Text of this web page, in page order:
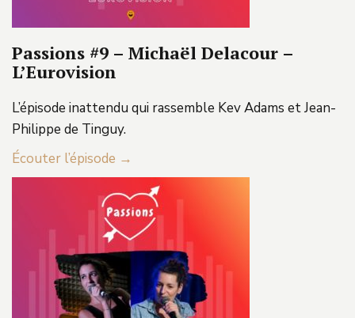
Passions #9 – Michaël Delacour –
L’Eurovision
L’épisode inattendu qui rassemble Kev Adams et Jean-
Philippe de Tinguy.
Écouter l’épisode →